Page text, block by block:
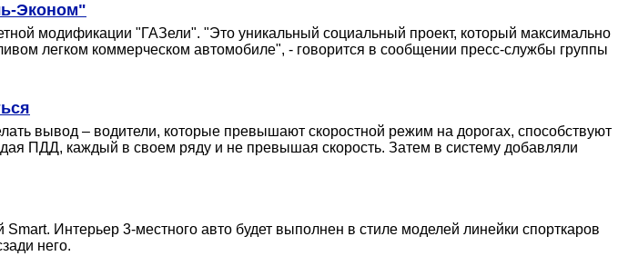
Эконом"
модификации "ГАЗели". "Это уникальный социальный проект, который максимально
легком коммерческом автомобиле", - говорится в сообщении пресс-службы группы
вывод – водители, которые превышают скоростной режим на дорогах, способствуют
ПДД, каждый в своем ряду и не превышая скорость. Затем в систему добавляли
Интерьер 3-местного авто будет выполнен в стиле моделей линейки спорткаров
него.